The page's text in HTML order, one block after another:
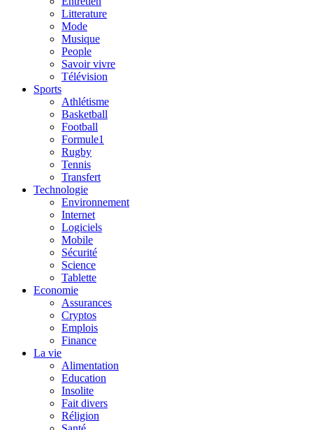
Litterature
Mode
Musique
People
Savoir vivre
Télévision
Sports
Athlétisme
Basketball
Football
Formule1
Rugby
Tennis
Transfert
Technologie
Environnement
Internet
Logiciels
Mobile
Sécurité
Science
Tablette
Economie
Assurances
Cryptos
Emplois
Finance
La vie
Alimentation
Education
Insolite
Fait divers
Réligion